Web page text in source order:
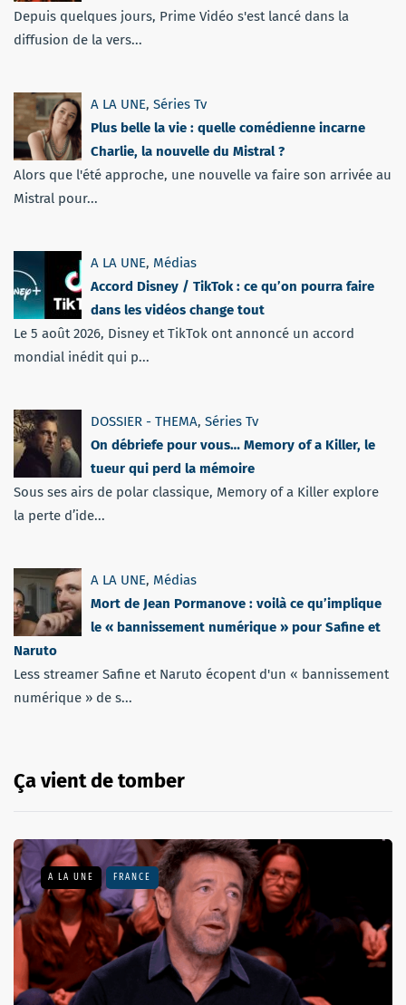
Depuis quelques jours, Prime Vidéo s'est lancé dans la
diffusion de la vers...
A LA UNE, Séries Tv
Plus belle la vie : quelle comédienne incarne
Charlie, la nouvelle du Mistral ?
Alors que l'été approche, une nouvelle va faire son arrivée au
Mistral pour...
A LA UNE, Médias
Accord Disney / TikTok : ce qu’on pourra faire
dans les vidéos change tout
Le 5 août 2026, Disney et TikTok ont annoncé un accord
mondial inédit qui p...
DOSSIER - THEMA, Séries Tv
On débriefe pour vous… Memory of a Killer, le
tueur qui perd la mémoire
Sous ses airs de polar classique, Memory of a Killer explore
la perte d’ide...
A LA UNE, Médias
Mort de Jean Pormanove : voilà ce qu’implique
le « bannissement numérique » pour Safine et
Naruto
Less streamer Safine et Naruto écopent d'un « bannissement
numérique » de s...
Ça vient de tomber
A LA UNE FRANCE